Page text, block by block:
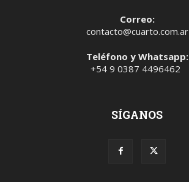
Correo:
contacto@cuarto.com.ar
Teléfono y Whatsapp:
+54 9 0387 4496462
SÍGANOS